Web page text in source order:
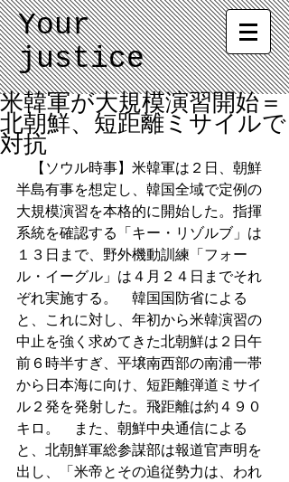
Your
justice
米韓軍が大規模演習開始＝
北朝鮮、短距離ミサイルで
対抗
【ソウル時事】米韓軍は２日、朝鮮
半島有事を想定し、韓国全域で定例の
大規模演習を本格的に開始した。指揮
系統を確認する「キー・リゾルブ」は
１３日まで、野外機動訓練「フォー
ル・イーグル」は４月２４日までそれ
ぞれ実施する。　韓国国防省による
と、これに対し、年初から米韓演習の
中止を強く求めてきた北朝鮮は２日午
前６時半すぎ、平壌南西部の南浦一帯
から日本海に向け、短距離弾道ミサイ
ル２発を発射した。飛距離は約４９０
キロ。　また、朝鮮中央通信による
と、北朝鮮軍総参謀部は報道官声明を
出し、「米帝とその追従勢力は、われ